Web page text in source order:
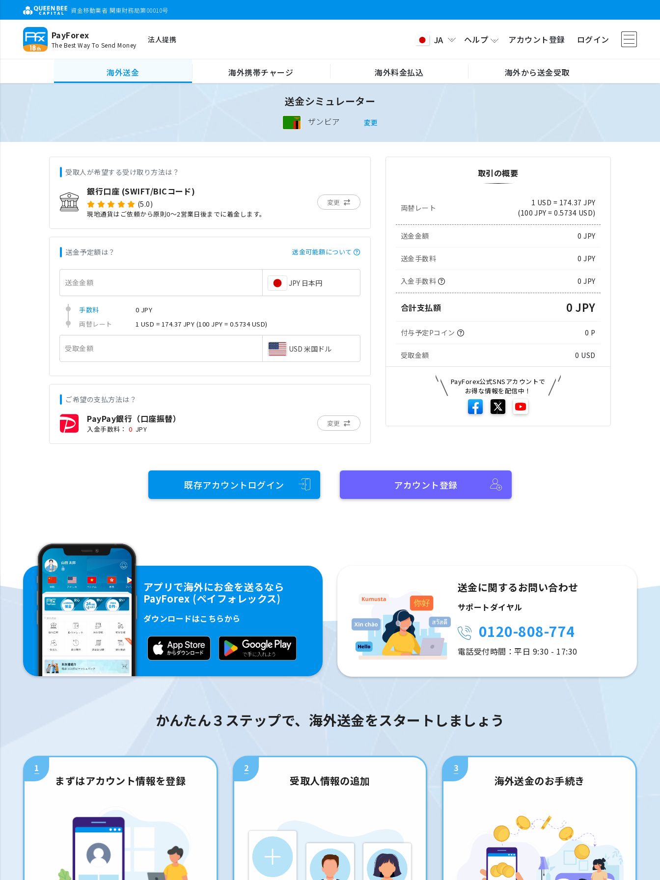
資金移動業者 関東財務局第00010号
PayForex
The Best Way To Send Money
法人提携 JA ヘルプ アカウント登録 ログイン
海外送金 海外携帯チャージ 海外料金払込 海外から送金受取
送金シミュレーター
ザンビア 変更
受取人が希望する受け取り方法は？
銀行口座 (SWIFT/BICコード)
(5.0)
現地通貨はご依頼から原則0〜2営業日後までに着金します。
変更
送金予定額は？ 送金可能額について
送金金額 JPY 日本円
手数料
0 JPY
両替レート
1 USD = 174.37 JPY (100 JPY = 0.5734 USD)
受取金額 USD 米国ドル
ご希望の支払方法は？
PayPay銀行（口座振替）
入金手数料： 0 JPY
変更
取引の概要
両替レート
1 USD = 174.37 JPY
(100 JPY = 0.5734 USD)
送金金額 0 JPY
送金手数料 0 JPY
入金手数料 0 JPY
合計支払額 0 JPY
付与予定Pコイン 0 P
受取金額 0 USD
PayForex公式SNSアカウントで
お得な情報を配信中！
既存アカウントログイン アカウント登録
アプリで海外にお金を送るなら
PayForex (ペイフォレックス)
ダウンロードはこちらから
送金に関するお問い合わせ
サポートダイヤル
0120-808-774
電話受付時間：平日 9:30 - 17:30
かんたん３ステップで、海外送金をスタートしましょう
1
まずはアカウント情報を登録
2
受取人情報の追加
3
海外送金のお手続き